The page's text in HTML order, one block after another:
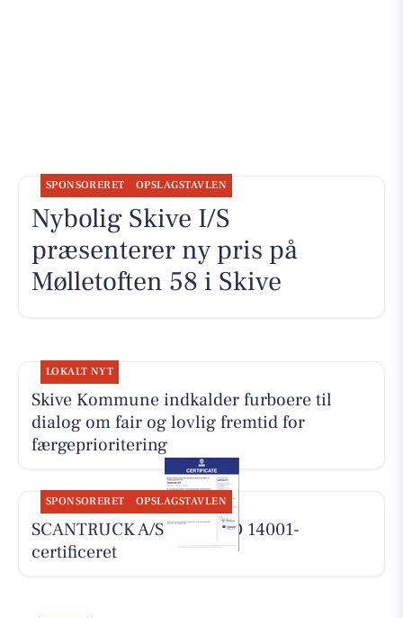
SPONSORERET OPSLAGSTAVLEN
Nybolig Skive I/S
præsenterer ny pris på
Mølletoften 58 i Skive
LOKALT NYT
Skive Kommune indkalder furboere til
dialog om fair og lovlig fremtid for
færgeprioritering
SPONSORERET OPSLAGSTAVLEN
SCANTRUCK A/S er nu ISO 14001-
certificeret